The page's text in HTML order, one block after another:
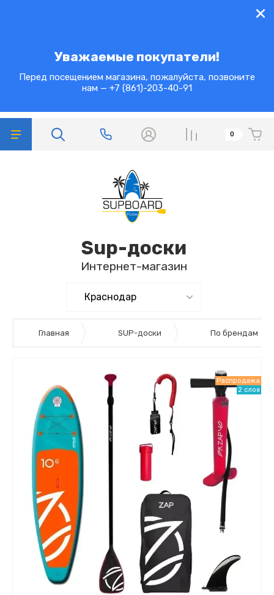
Уважаемые покупатели!
Перед посещением магазина, пожалуйста, позвоните
нам — +7 (861)-203-40-91
Sup-доски
Интернет-магазин
0
Главная SUP-доски По брендам
Распродажа
2 слоя